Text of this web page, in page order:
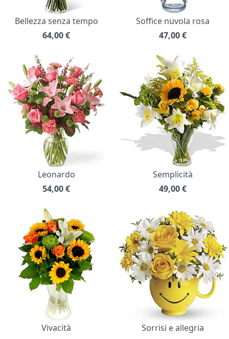
Bellezza senza tempo
64,00€
Soffice nuvola rosa
47,00€
Leonardo
54,00€
Semplicità
49,00€
Vivacità
Sorrisi e allegria